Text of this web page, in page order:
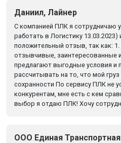
Даниил, Лайнер
С компанией ПЛК я сотрудничаю
работать в Логистику 13.03.2023)
положительный отзыв, так как:
отзывчивые, заинтересованные
предлагают выгодные условия и
рассчитывать на то, что мой
сохранности По сервису ПЛК не
конкурентам, мне есть с кем
выбор я отдаю ПЛК! Хочу
ООО Единая